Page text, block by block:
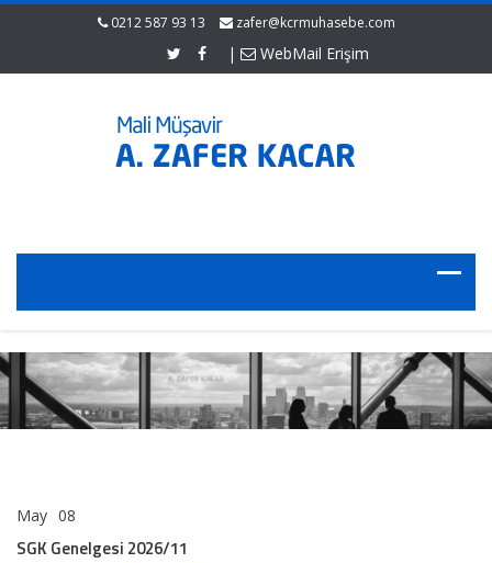
0212 587 93 13 zafer@kcrmuhasebe.com
| WebMail Erişim
May 08
2026/11
SGK Genelgesi 2026/11